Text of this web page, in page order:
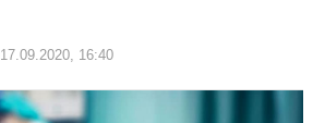
17.09.2020, 16:40